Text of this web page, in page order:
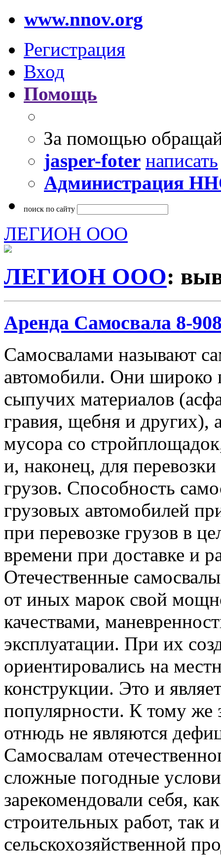
www.nnov.org
Регистрация
Вход
Помощь
За помощью
jasper-foter написать
Администрация
поиск по сайту
ЛЕГИОН ООО
ЛЕГИОН ООО:
Аренда Самосвала 8-
Самосвалами называют
автомобили. Они широко
сыпучих материалов
гравия, щебня и других),
мусора со
и, наконец, для
грузов. Способность
грузовых автомобилей
при перевозке грузов в
времени при доставке и
Отечественные
от иных марок свой
качествами,
эксплуатации. При их
ориентировались на
конструкции. Это и
популярности. К тому же
отнюдь не являются
Самосвалам
сложные погодные
зарекомендовали себя,
строительных работ, так
сельскохозяйственной